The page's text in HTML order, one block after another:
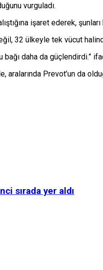
vurguladı.
işaret ederek, şunları
32 ülkeyle tek vücut
daha da güçlendirdi.”
Prevot’un da
sırada yer aldı